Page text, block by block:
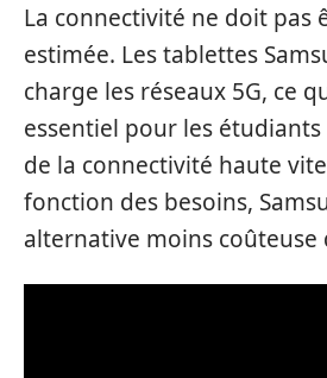
La connectivité ne doit pas
estimée. Les tablettes
charge les réseaux 5G, ce
essentiel pour les
de la connectivité haute
fonction des besoins,
alternative moins coûteuse